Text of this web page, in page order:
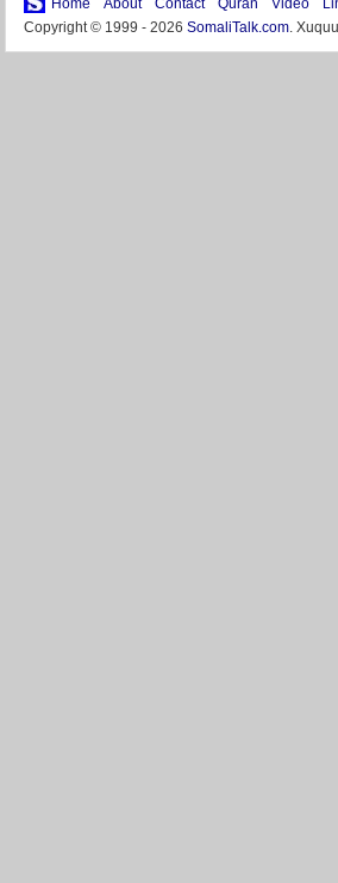
Home About Contact Quran Video
Copyright © 1999 - 2026 SomaliTalk.com.